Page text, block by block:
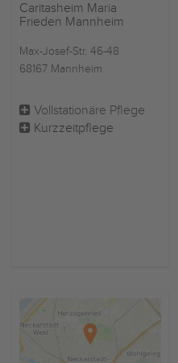
Caritasheim Maria
Frieden Mannheim
Max-Josef-Str. 46-48
68167 Mannheim
Vollstationäre Pflege
Kurzzeitpflege